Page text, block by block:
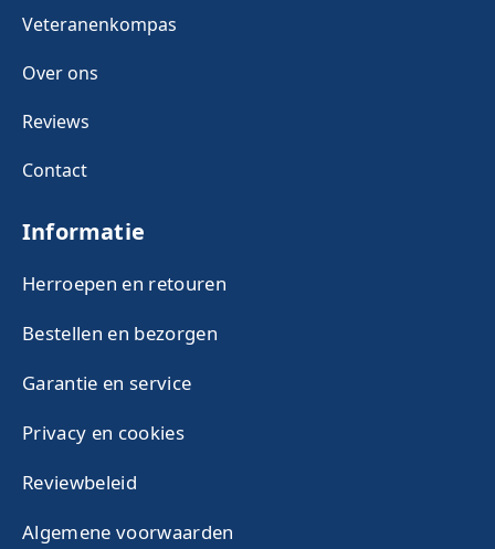
Veteranenkompas
Over ons
Reviews
Contact
Informatie
Herroepen en retouren
Bestellen en bezorgen
Garantie en service
Privacy en cookies
Reviewbeleid
Algemene voorwaarden